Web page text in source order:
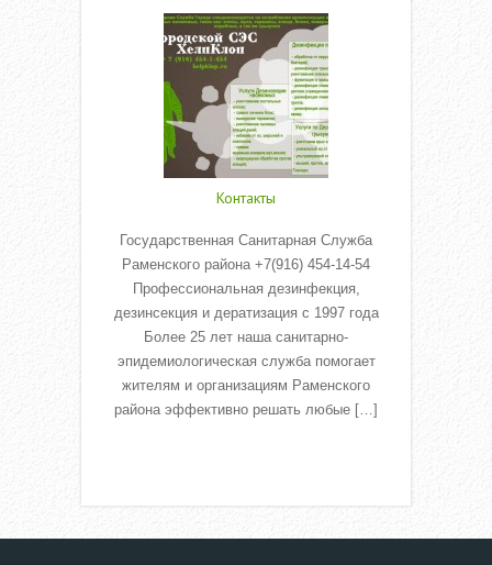
Контакты
Государственная Санитарная Служба
Раменского района +7(916) 454-14-54
Профессиональная дезинфекция,
дезинсекция и дератизация с 1997 года
Более 25 лет наша санитарно-
эпидемиологическая служба помогает
жителям и организациям Раменского
района эффективно решать любые […]